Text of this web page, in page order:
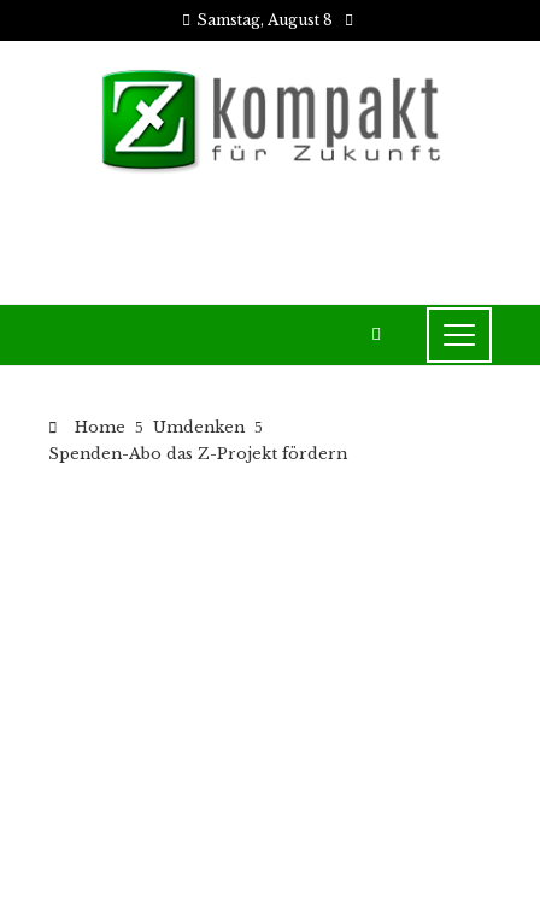
Samstag, August 8
Home
Umdenken
Spenden-Abo das Z-Projekt fördern